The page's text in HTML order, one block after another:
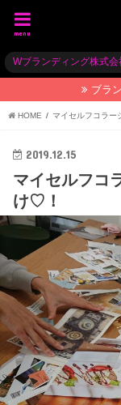
menu
Wブランディング株式会
ブラ
HOME マイセルフコラー
2019.12.15
マイセルフコ
け♡！